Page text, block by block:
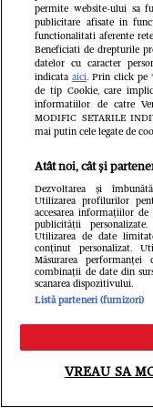
Îmbulzeală
Donca din
luată cu
Meniu Caută
permite website-ului sa
publicitare afisate in
functionalitati aferente
Beneficiati de drepturile
datelor cu caracter
indicataaici. Prin click pe
de tip Cookie, care
informatiilor de catre
MODIFIC SETARILE
mai putin cele legate de
Atât noi, cât și
Dezvoltarea și
Utilizarea profilurilor
accesarea informațiilor
publicității
Utilizarea de date
conținut personalizat.
Măsurarea
combinații de date din
scanarea dispozitivului.
Listă parteneri (furnizori)
VREAU SA